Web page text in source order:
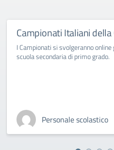
Campionati Italiani
I Campionati si svolgeranno
scuola secondaria di primo grado.
Personale scolastico